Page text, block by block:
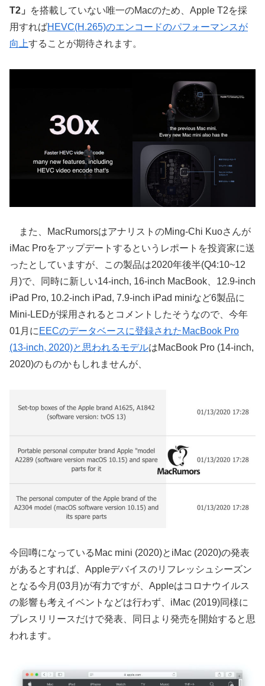
T2」
を搭載していない唯一のMacのため、Apple T2を採
用すればHEVC(H.265)のエンコードのパフォーマンスが
向上することが期待されます。
また、MacRumorsはアナリストのMing-Chi Kuoさんが
iMac Proをアップデートするというレポートを投資家に送
ったとしていますが、この製品は2020年後半(Q4:10~12
月)で、同時に新しい14-inch, 16-inch MacBook、12.9-inch
iPad Pro, 10.2-inch iPad, 7.9-inch iPad miniなど6製品に
Mini-LEDが採用されるとコメントしたそうなので、今年
01月に EECのデータベースに登録されたMacBook Pro
(13-inch, 2020)と思われるモデルはMacBook Pro (14-inch,
2020)のものかもしれませんが、
今回噂になっているMac mini (2020)とiMac (2020)の発表
があるとすれば、Appleデバイスのリフレッシュシーズン
となる今月(03月)が有力ですが、Appleはコロナウイルス
の影響も考えイベントなどは行わず、iMac (2019)同様に
プレスリリースだけで発表、同日より発売を開始すると思
われます。